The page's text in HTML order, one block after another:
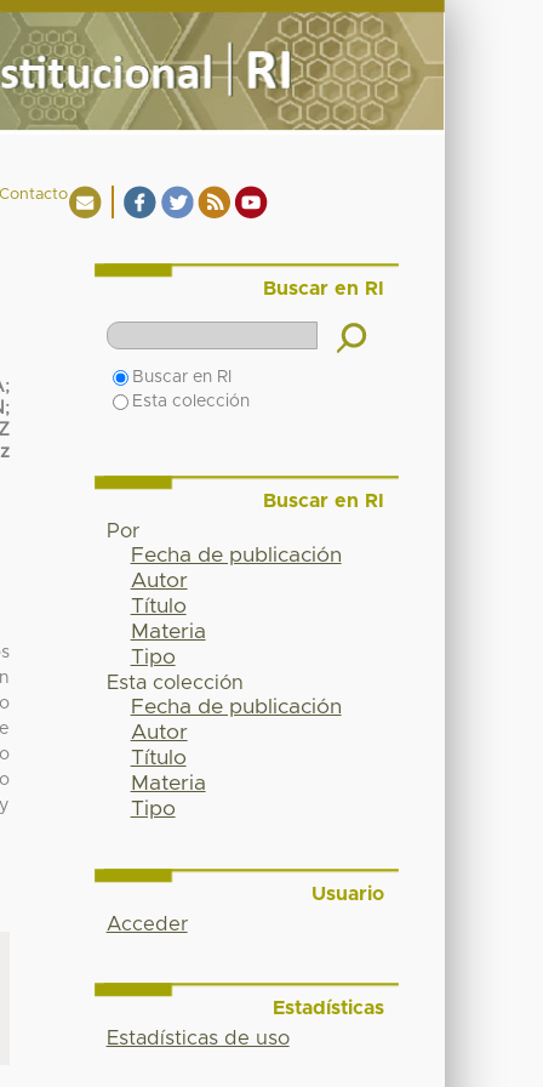
;
;
Buscar en RI
Buscar en RI
Esta colección
Buscar en RI
Por
Fecha de publicación
Autor
Título
Materia
Tipo
Esta colección
Fecha de publicación
Autor
Título
Materia
Tipo
Usuario
Acceder
Estadísticas
Estadísticas de uso